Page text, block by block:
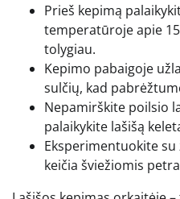
Prieš kepimą
temperatūroje apie
tolygiau.
Kepimo pabaigoje
sulčių, kad
Nepamirškite poilsio
palaikykite lašišą
Eksperimentuokite
keičia šviežiomis